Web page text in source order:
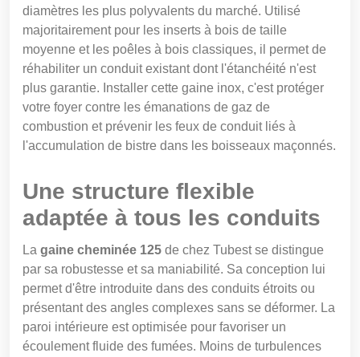
diamètres les plus polyvalents du marché. Utilisé
majoritairement pour les inserts à bois de taille
moyenne et les poêles à bois classiques, il permet de
réhabiliter un conduit existant dont l'étanchéité n'est
plus garantie. Installer cette gaine inox, c'est protéger
votre foyer contre les émanations de gaz de
combustion et prévenir les feux de conduit liés à
l'accumulation de bistre dans les boisseaux maçonnés.
Une structure flexible
adaptée à tous les conduits
La gaine cheminée 125 de chez Tubest se distingue
par sa robustesse et sa maniabilité. Sa conception lui
permet d'être introduite dans des conduits étroits ou
présentant des angles complexes sans se déformer. La
paroi intérieure est optimisée pour favoriser un
écoulement fluide des fumées. Moins de turbulences